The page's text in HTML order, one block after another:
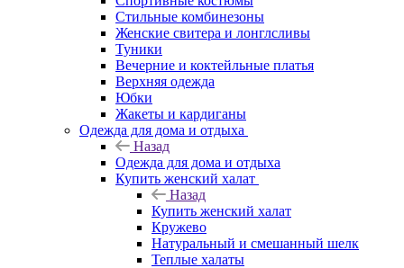
Стильные комбинезоны
Женские свитера и лонглсливы
Туники
Вечерние и коктейльные платья
Верхняя одежда
Юбки
Жакеты и кардиганы
Одежда для дома и отдыха
Назад
Одежда для дома и отдыха
Купить женский халат
Назад
Купить женский халат
Кружево
Натуральный и смешанный шелк
Теплые халаты